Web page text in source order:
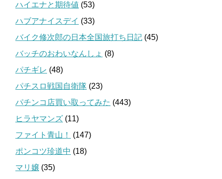
ハイエナと期待値 (53)
ハブアナイスデイ (33)
バイク修次郎の日本全国旅打ち日記 (45)
バッチのおわいなんしょ (8)
パチギレ (48)
パチスロ戦国自衛隊 (23)
パチンコ店買い取ってみた (443)
ヒラヤマンズ (11)
ファイト青山！
(147)
ポンコツ珍道中 (18)
マリ嬢 (35)